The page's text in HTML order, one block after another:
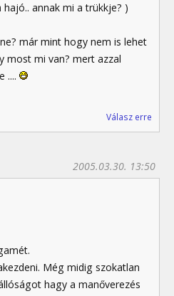
annak mi a trükkje? )
már mint hogy nem is lehet
most mi van? mert azzal
....
Válasz erre
2005.03.30. 13:50
Még midig szokatlan
hagy a manőverezés